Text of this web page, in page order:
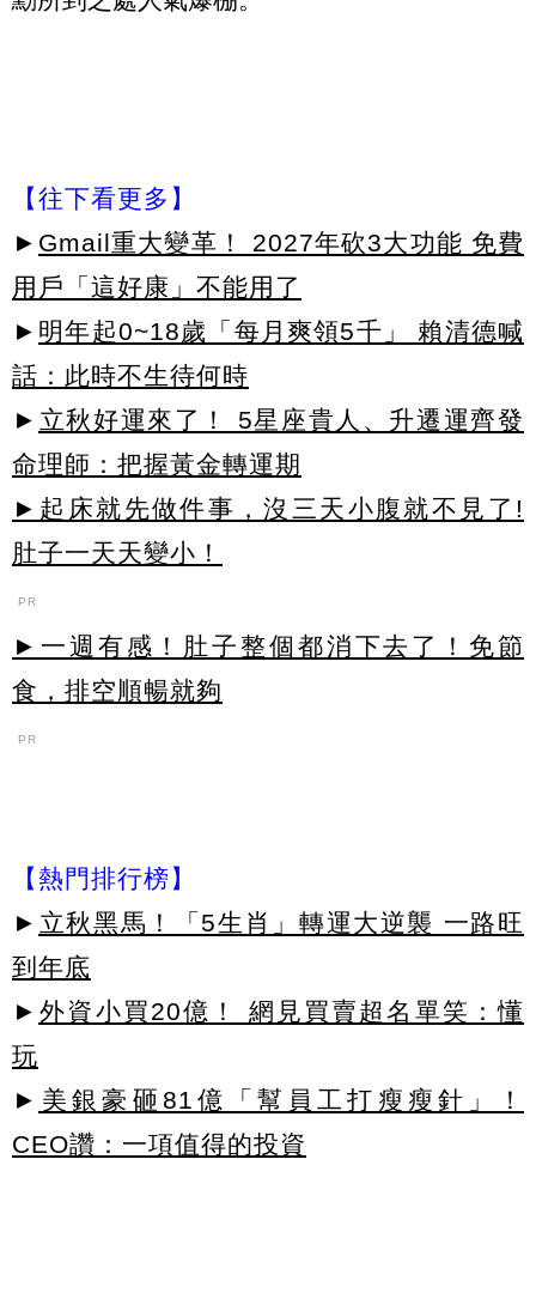
【往下看更多】
► Gmail重大變革！ 2027年砍3大功能 免費
用戶「這好康」不能用了
► 明年起0~18歲「每月爽領5千」 賴清德喊
話：此時不生待何時
► 立秋好運來了！ 5星座貴人、升遷運齊發
命理師：把握黃金轉運期
►起床就先做件事，沒三天小腹就不見了!
肚子一天天變小！
PR
►一週有感！肚子整個都消下去了！免節
食，排空順暢就夠
PR
【熱門排行榜】
► 立秋黑馬！「5生肖」轉運大逆襲 一路旺
到年底
► 外資小買20億！ 網見買賣超名單笑：懂
玩
► 美銀豪砸81億「幫員工打瘦瘦針」！
CEO讚：一項值得的投資